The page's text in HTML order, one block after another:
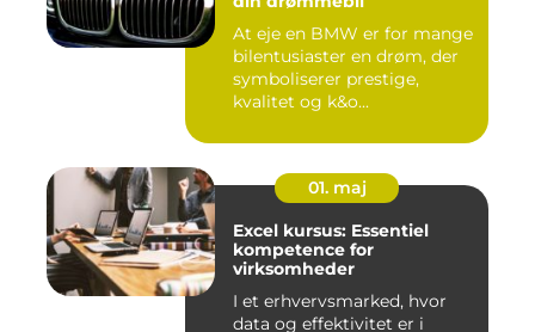
At eje en BMW er for mange
bilentusiaster en drøm, der
symboliserer prestige,
kvalitet og k&o...
01. maj
Excel kursus: Essentiel
kompetence for
virksomheder
I et erhvervsmarked, hvor
data og effektivitet er i